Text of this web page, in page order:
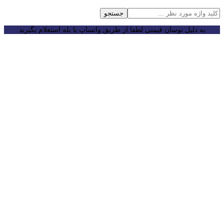
جستجو
به دلیل نوسان قیمتی لطفا از طریق واتساپ یا بله استعلام بگیرید